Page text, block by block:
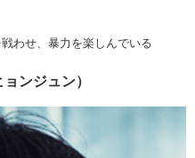
わせ、暴力を楽しんでいる
ンジュン）